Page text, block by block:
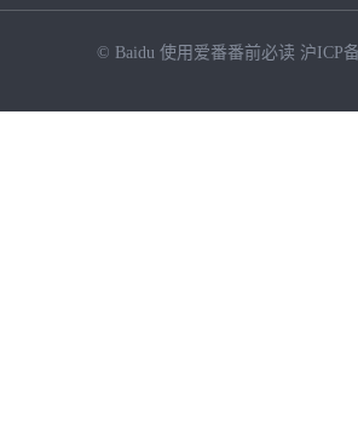
© Baidu 使用爱番番前必读 沪ICP